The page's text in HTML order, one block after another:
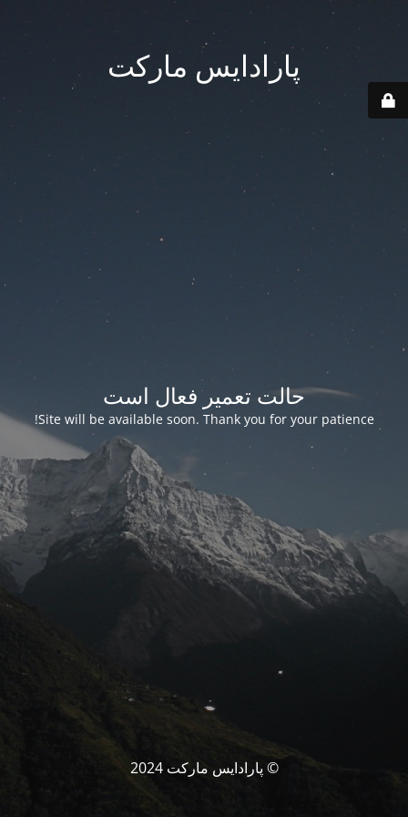
پارادایس مارکت
حالت تعمیر فعال است
Site will be available soon. Thank you for your patience!
© پارادایس مارکت 2024